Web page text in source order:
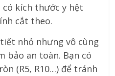
kích thước y hệt
cắt theo.
nhỏ nhưng vô cùng
bảo an toàn. Bạn có
(R5, R10…) để tránh